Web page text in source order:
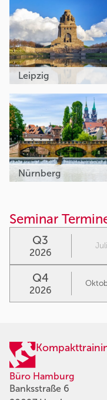
Leipzig
Nürnberg
Seminar
Q3
2026
Juli
Q4
2026
Büro Hamburg
Banksstraße 6